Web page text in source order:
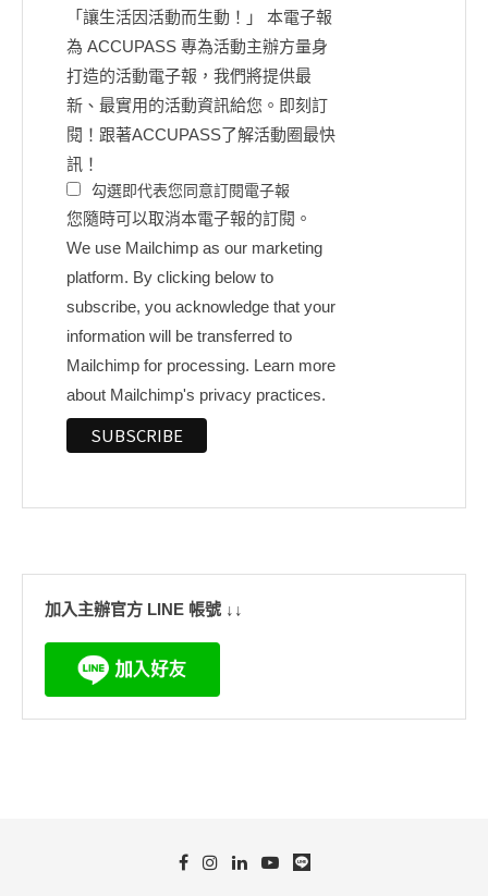
「讓生活因活動而生動！」 本電子報
為 ACCUPASS 專為活動主辦方量身
打造的活動電子報，我們將提供最
新、最實用的活動資訊給您。即刻訂
閱！跟著ACCUPASS了解活動圈最快
訊！
勾選即代表您同意訂閱電子報
您隨時可以取消本電子報的訂閱。
We use Mailchimp as our marketing
platform. By clicking below to
subscribe, you acknowledge that your
information will be transferred to
Mailchimp for processing. Learn more
about Mailchimp's privacy practices.
加入主辦官方 LINE 帳號 ↓↓